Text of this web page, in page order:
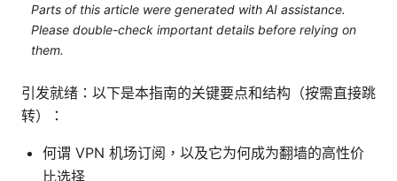
Parts of this article were generated with AI assistance.
Please double-check important details before relying on
them.
引发就绪：以下是本指南的关键要点和结构（按需直接跳
转）：
何谓 VPN 机场订阅，以及它为何成为翻墙的高性价
比选择